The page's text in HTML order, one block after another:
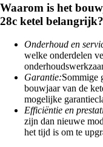
Waarom is het
28c ketel belangrijk?
Onderhoud en
welke onderdelen
Garantie:Sommige
bouwjaar van de
mogelijke
Efficiëntie en
zijn dan nieuwe
het tijd is om te